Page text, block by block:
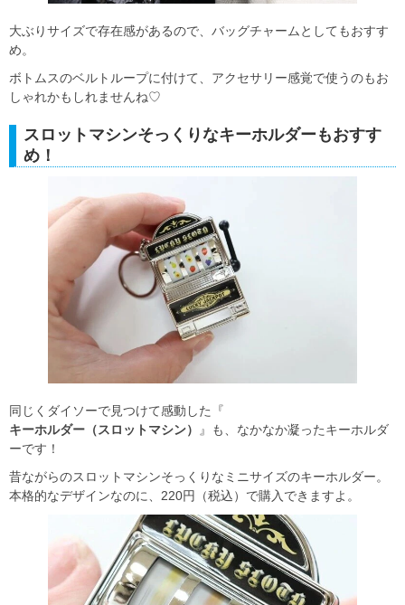
大ぶりサイズで存在感があるので、バッグチャームとしてもおすす
め。
ボトムスのベルトループに付けて、アクセサリー感覚で使うのもお
しゃれかもしれませんね♡
スロットマシンそっくりなキーホルダーもおすす
め！
同じくダイソーで見つけて感動した『
キーホルダー（スロットマシン）
』も、なかなか凝ったキーホルダ
ーです！
昔ながらのスロットマシンそっくりなミニサイズのキーホルダー。
本格的なデザインなのに、220円（税込）で購入できますよ。